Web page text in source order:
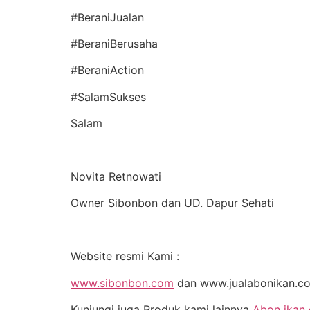
#BeraniJualan
#BeraniBerusaha
#BeraniAction
#SalamSukses
Salam
Novita Retnowati
Owner Sibonbon dan UD. Dapur Sehati
Website resmi Kami :
www.sibonbon.com dan